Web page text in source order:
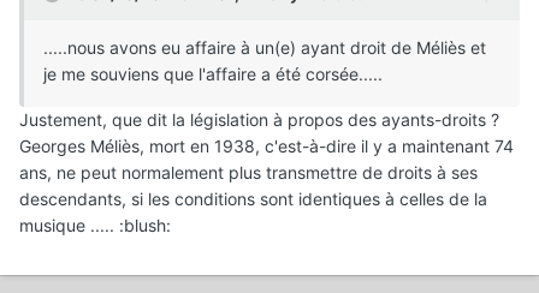
.....nous avons eu affaire à un(e) ayant droit de Méliès et
je me souviens que l'affaire a été corsée.....
Justement, que dit la législation à propos des ayants-droits ?
Georges Méliès, mort en 1938, c'est-à-dire il y a maintenant 74
ans, ne peut normalement plus transmettre de droits à ses
descendants, si les conditions sont identiques à celles de la
musique ..... :blush: